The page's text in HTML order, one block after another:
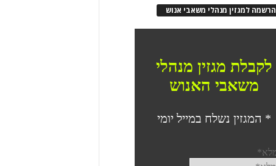
הרשמה למגזין מנהלי משאבי אנוש